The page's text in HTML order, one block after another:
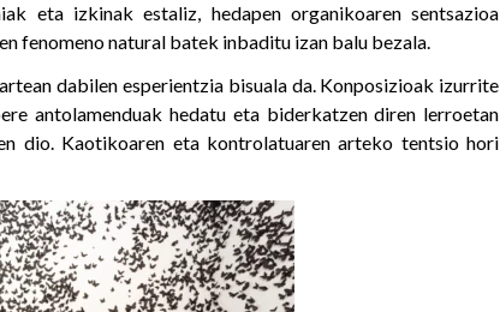
eta izkinak estaliz, hedapen organikoaren sentsazioa
fenomeno natural batek inbaditu izan balu bezala.
dabilen esperientzia bisuala da. Konposizioak izurrite
antolamenduak hedatu eta biderkatzen diren lerroetan
dio. Kaotikoaren eta kontrolatuaren arteko tentsio hori